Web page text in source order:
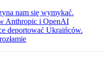
nam się wymykać.
Anthropic i OpenAI
deportować Ukraińców.